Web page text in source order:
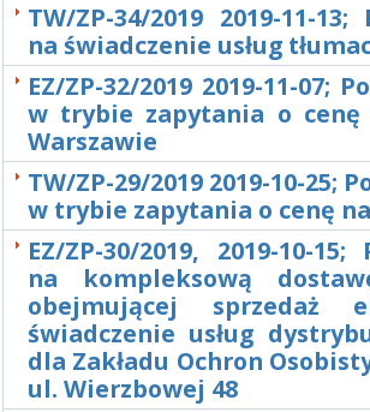
TW/ZP-34/2019 2019-11-
na świadczenie usług
EZ/ZP-32/2019 2019-11-07;
w trybie zapytania o cenę
Warszawie
TW/ZP-29/2019 2019-10-25;
w trybie zapytania o cenę
EZ/ZP-30/2019, 2019-10-
na kompleksową
obejmującej sprzedaż
świadczenie usług
dla Zakładu Ochron
ul. Wierzbowej 48